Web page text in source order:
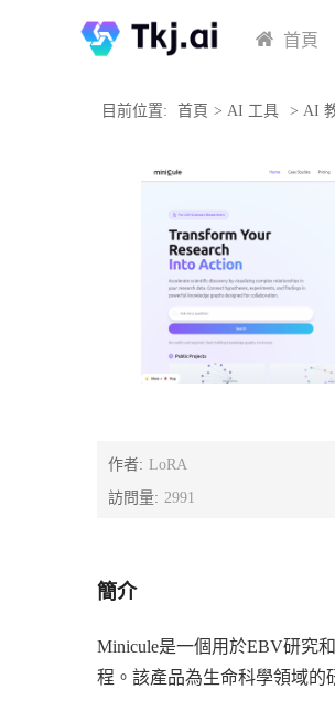
首頁
目前位置: 首頁 > AI 工具 > AI
作者: LoRA
訪問量: 2991
簡介
Minicule是一個用於EBV研究
程。該產品為生命科學領域的